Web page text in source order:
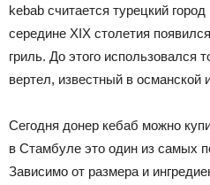
kebab считается турецкий
середине XIX столетия
гриль. До этого использовался
вертел, известный в османской
Сегодня донер кебаб можно
в Стамбуле это один из самых
Зависимо от размера и